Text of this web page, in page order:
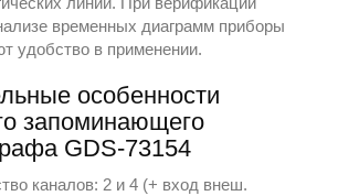
временных диаграмм приборы
удобство в применении.
особенности
запоминающего
GDS-73154
каналов: 2 и 4 (+ вход внеш.